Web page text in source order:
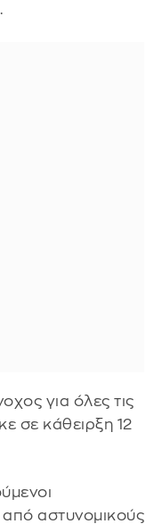
για όλες τις
σε κάθειρξη 12
αστυνομικούς